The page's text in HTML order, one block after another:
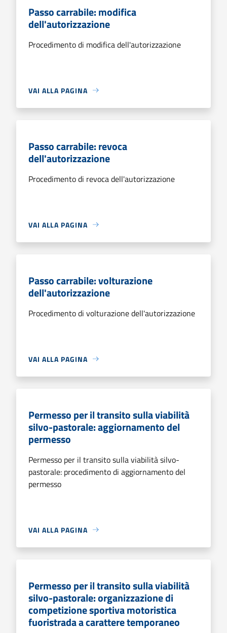
Passo carrabile: modifica
dell'autorizzazione
Procedimento di modifica dell'autorizzazione
VAI ALLA PAGINA
Passo carrabile: revoca
dell'autorizzazione
Procedimento di revoca dell'autorizzazione
VAI ALLA PAGINA
Passo carrabile: volturazione
dell'autorizzazione
Procedimento di volturazione dell'autorizzazione
VAI ALLA PAGINA
Permesso per il transito sulla viabilità
silvo-pastorale: aggiornamento del
permesso
Permesso per il transito sulla viabilità silvo-
pastorale: procedimento di aggiornamento del
permesso
VAI ALLA PAGINA
Permesso per il transito sulla viabilità
silvo-pastorale: organizzazione di
competizione sportiva motoristica
fuoristrada a carattere temporaneo